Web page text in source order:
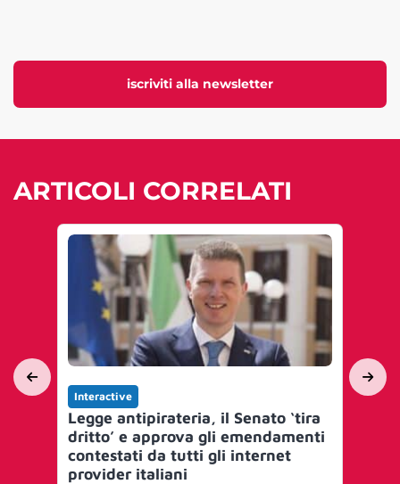
iscriviti alla newsletter
ARTICOLI CORRELATI
Interactive
Legge antipirateria, il Senato ‘tira
dritto’ e approva gli emendamenti
contestati da tutti gli internet
provider italiani